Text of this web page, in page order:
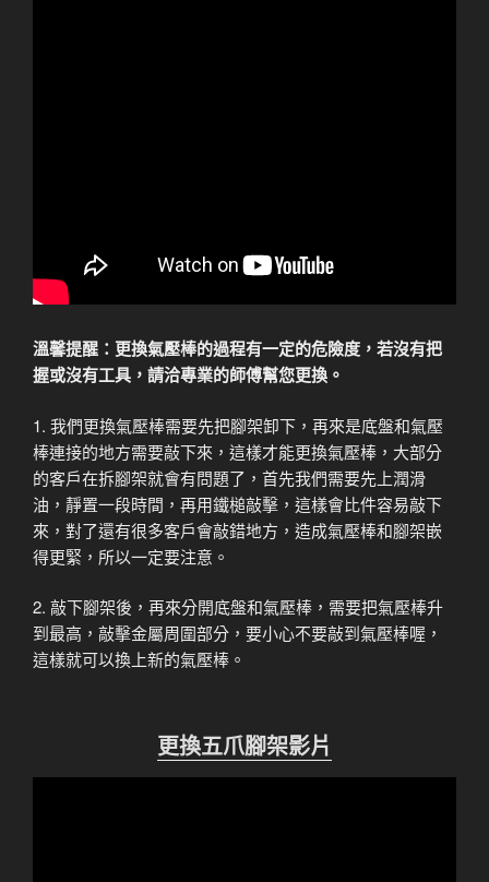
溫馨提醒：更換氣壓棒的過程有一定的危險度，若沒有把
握或沒有工具，請洽專業的師傅幫您更換。
1. 我們更換氣壓棒需要先把腳架卸下，再來是底盤和氣壓
棒連接的地方需要敲下來，這樣才能更換氣壓棒，大部分
的客戶在拆腳架就會有問題了，首先我們需要先上潤滑
油，靜置一段時間，再用鐵槌敲擊，這樣會比件容易敲下
來，對了還有很多客戶會敲錯地方，造成氣壓棒和腳架嵌
得更緊，所以一定要注意。
2. 敲下腳架後，再來分開底盤和氣壓棒，需要把氣壓棒升
到最高，敲擊金屬周圍部分，要小心不要敲到氣壓棒喔，
這樣就可以換上新的氣壓棒。
更換五爪腳架影片